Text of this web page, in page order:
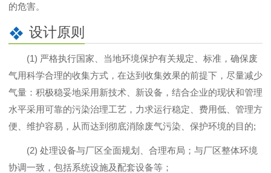
的危害。
设计原则
(1) 严格执行国家、当地环境保护有关规定、标准，确保废
气用科学合理的收集方式，在达到收集效果的前提下，尽量减少
气量：积极稳妥地采用新技术、新设备，结合企业的现状和管理
水平采用可靠的污染治理工艺，力求运行稳定、费用低、管理方
便、维护容易，从而达到彻底消除废气污染、保护环境的目的;
(2) 处理设备与厂区全面规划、合理布局；与厂区整体环境
协调一致，包括系统设施及配套设备等；